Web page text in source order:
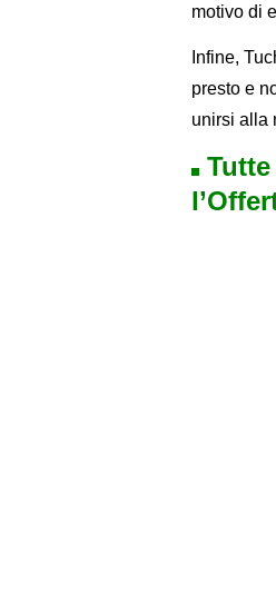
motivo di
Infine,
presto e
unirsi alla